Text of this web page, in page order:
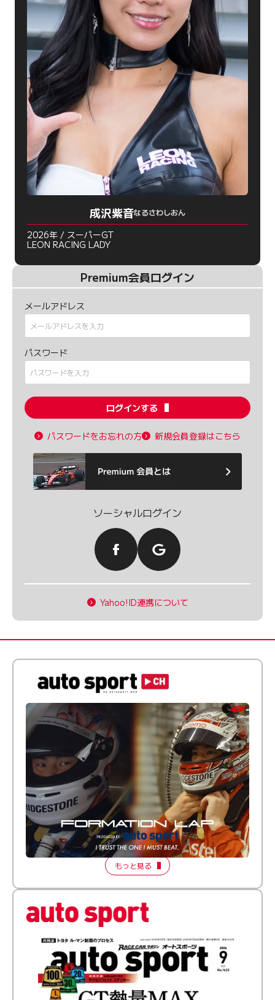
成沢紫音なるさわしおん
2026年 / スーパーGT
LEON RACING LADY
Premium会員ログイン
メールアドレス
パスワード
ログインする
パスワードをお忘れの方 新規会員登録はこちら
ソーシャルログイン
Yahoo!ID連携について
倒す相手を、信じてる。小林利徠斗 × 野村勇斗
【FORMATION LAP Produced by auto sport】
2026 Episode 2
もっと見る